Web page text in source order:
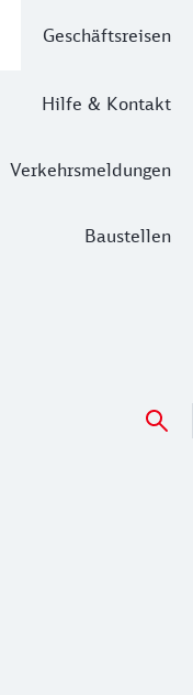
Geschäftsreisen
Hilfe & Kontakt
Verkehrsmeldungen
Baustellen